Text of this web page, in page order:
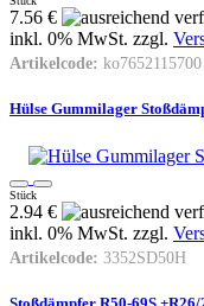
7.56 €
inkl. 0% MwSt. zzgl.
Artikelcode: ko7652115700
Hülse Gummilager
Stück
2.94 €
inkl. 0% MwSt. zzgl.
Artikelcode: 3352SD50H